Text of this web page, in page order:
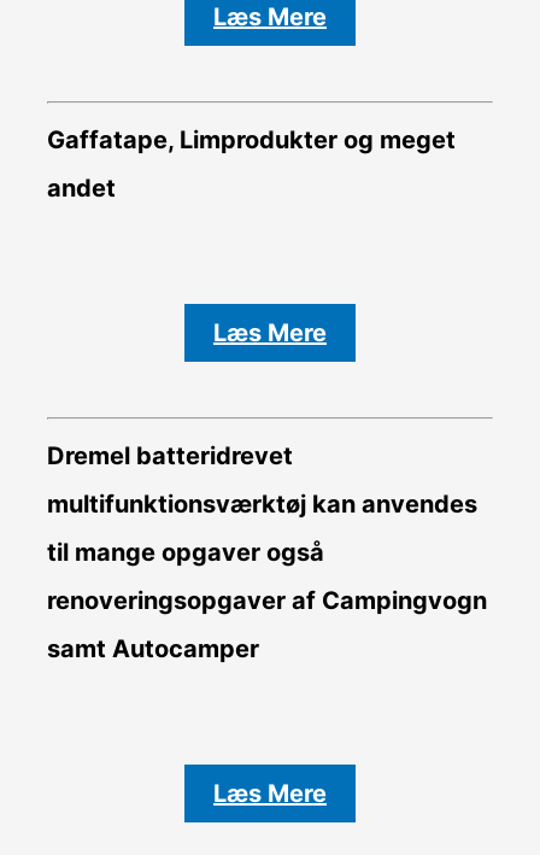
Læs Mere
Gaffatape, Limprodukter og meget
andet
Læs Mere
Dremel batteridrevet
multifunktionsværktøj kan anvendes
til mange opgaver også
renoveringsopgaver af Campingvogn
samt Autocamper
Læs Mere